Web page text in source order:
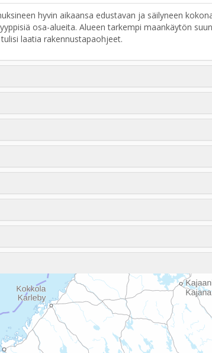
hyvin aikaansa edustavan ja säilyneen
osa-alueita. Alueen tarkempi maankäytön
laatia rakennustapaohjeet.